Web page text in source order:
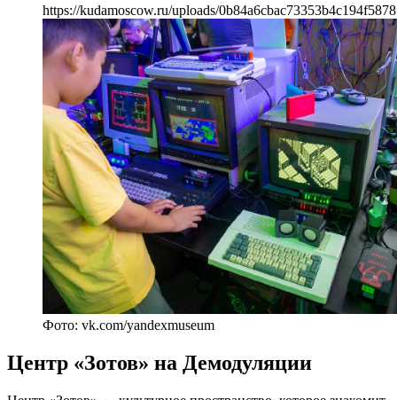
https://kudamoscow.ru/uploads/
Фото: vk.com/yandexmuseum
Центр «Зотов» на Демодуляции